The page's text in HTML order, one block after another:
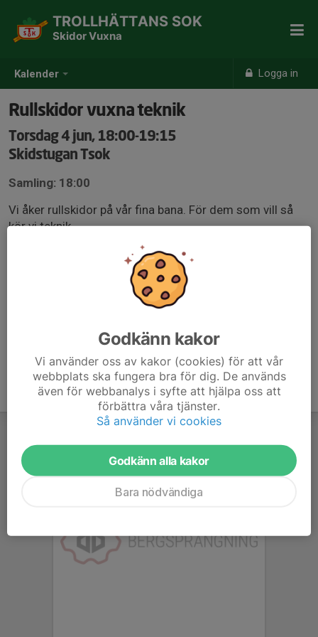
Kalender Logga in
TROLLHÄTTANS SOK
Skidor Vuxna
Rullskidor vuxna teknik
Torsdag 4 jun, 18:00-19:15
Skidstugan Tsok
Samling: 18:00
Vi åker rullskidor på vår fina bana. För dem som vill så
kör vi teknik.
Godkänn kakor
Vi använder oss av kakor (cookies) för att vår
webbplats ska fungera bra för dig. De används
även för webbanalys i syfte att hjälpa oss att
förbättra våra tjänster.
Så använder vi cookies
Godkänn alla kakor
Bara nödvändiga